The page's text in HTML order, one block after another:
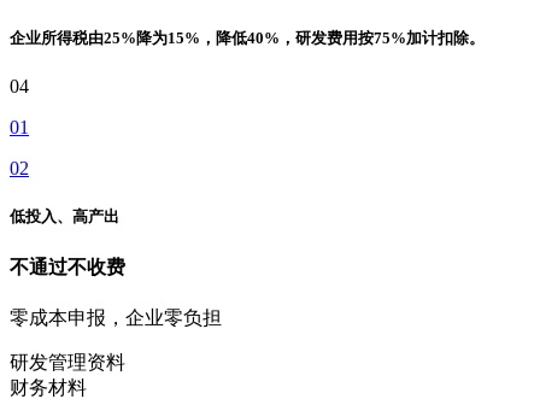
企业所得税由25%降为15%，降低40%，研发费用按75%加计扣除。
04
01
02
低投入、高产出
不通过不收费
零成本申报，企业零负担
研发管理资料
财务材料